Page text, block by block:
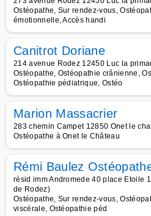
Ostéopathe, Sur rendez-vous,
émotionnelle, Accès handi
Canitrot Doriane
214 avenue Rodez 12450 Luc la
Ostéopathe, Ostéopathie crânienne,
Ostéopathie pédiatrique, Ostéo
Marion Massacrier
283 chemin Campet 12850 Onet le
Ostéopathe à Onet le Château
Rémi Baulez
résid imm Andromede 40 place Etoile
de Rodez)
Ostéopathe, Sur rendez-vous,
viscérale, Ostéopathie péd